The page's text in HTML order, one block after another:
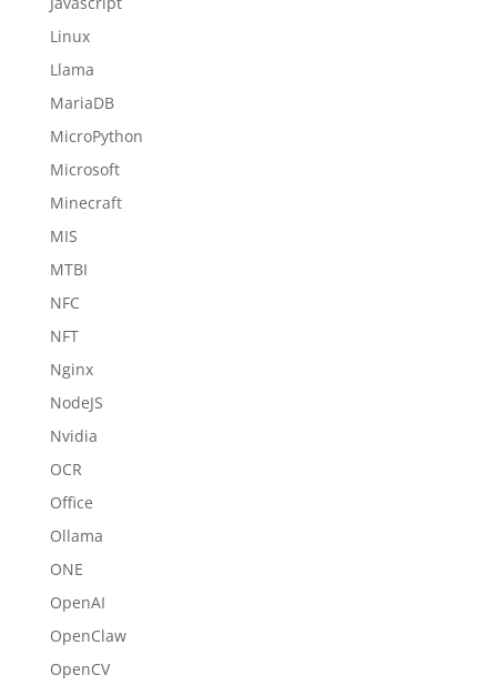
Linux
Llama
MariaDB
MicroPython
Microsoft
Minecraft
MIS
MTBI
NFC
NFT
Nginx
NodeJS
Nvidia
OCR
Office
Ollama
ONE
OpenAI
OpenClaw
OpenCV